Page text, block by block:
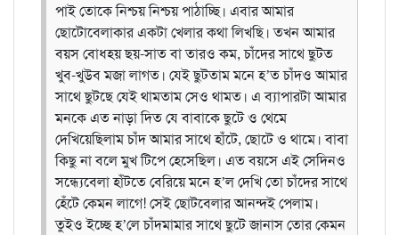
পাই তোকে নিশ্চয় নিশ্চয় পাঠাচ্ছি। এবার আমার
ছোটোবেলাকার একটা খেলার কথা লিখছি। তখন আমার
বয়স বোধহয় ছয়-সাত বা তারও কম, চাঁদের সাথে ছুটত
খুব-খুউব মজা লাগত। যেই ছুটতাম মনে হ’ত চাঁদও আমার
সাথে ছুটছে যেই থামতাম সেও থামত। এ ব্যাপারটা আমার
মনকে এত নাড়া দিত যে বাবাকে ছুটে ও থেমে
দেখিয়েছিলাম চাঁদ আমার সাথে হাঁটে, ছোটে ও থামে। বাবা
কিছু না বলে মুখ টিপে হেসেছিল। এত বয়সে এই সেদিনও
সন্ধ্যেবেলা হাঁটতে বেরিয়ে মনে হ’ল দেখি তো চাঁদের সাথে
হেঁটে কেমন লাগে! সেই ছোটবেলার আনন্দই পেলাম।
তুইও ইচ্ছে হ’লে চাঁদমামার সাথে ছুটে জানাস তোর কেমন